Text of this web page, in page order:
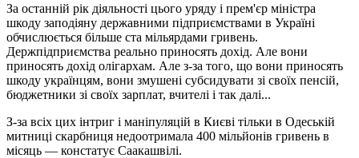
За останній рік діяльності цього уряду і прем'єр міністра
шкоду заподіяну державними підприємствами в Україні
обчислюється більше ста мільярдами гривень.
Держпідприємства реально приносять дохід. Але вони
приносять дохід олігархам. Але з-за того, що вони приносять
шкоду українцям, вони змушені субсидувати зі своїх пенсій,
бюджетники зі своїх зарплат, вчителі і так далі...
З-за всіх цих інтриг і маніпуляцій в Києві тільки в Одеській
митниці скарбниця недоотримала 400 мільйонів гривень в
місяць — констатує Саакашвілі.